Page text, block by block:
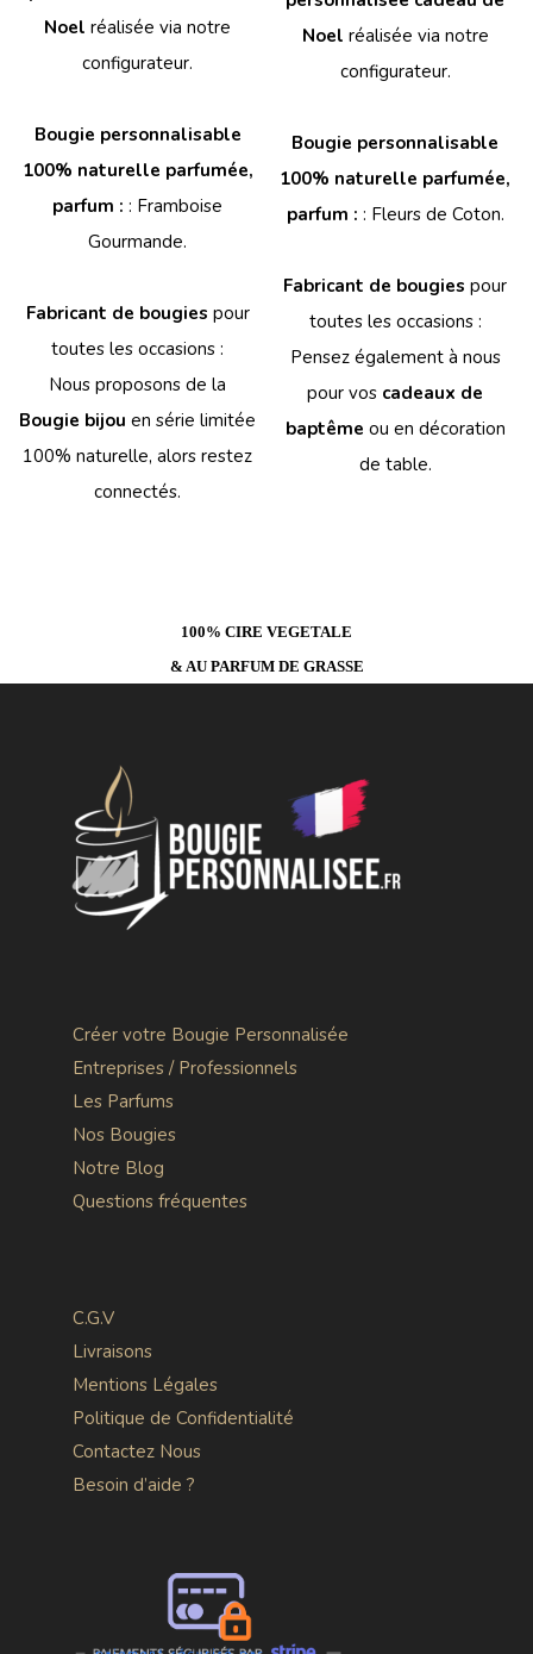
Noelréalisée via notre
configurateur.
Bougie personnalisable
100% naturelle parfumée,
parfum :: Framboise
Gourmande.
Fabricant de bougies pour
toutes les occasions :
Nous proposons de la
Bougie bijou en série limitée
100% naturelle, alors restez
connectés.
Noel réalisée via notre
configurateur.
Bougie personnalisable
100% naturelle parfumée,
parfum : : Fleurs de Coton.
Fabricant de bougies pour
toutes les occasions :
Pensez également à nous
pour vos cadeaux de
baptême ou en décoration
de table.
100% CIRE VEGETALE
& AU PARFUM DE GRASSE
Créer votre Bougie Personnalisée
Entreprises / Professionnels
Les Parfums
Nos Bougies
Notre Blog
Questions fréquentes
C.G.V
Livraisons
Mentions Légales
Politique de Confidentialité
Contactez Nous
Besoin d’aide ?